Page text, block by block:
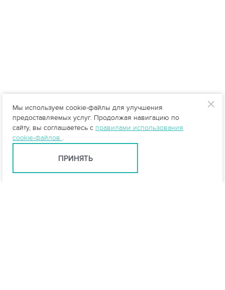
Мы используем cookie-файлы для улучшения
предоставляемых услуг. Продолжая навигацию по
сайту, вы соглашаетесь с правилами использования
cookie-файлов .
ПРИНЯТЬ